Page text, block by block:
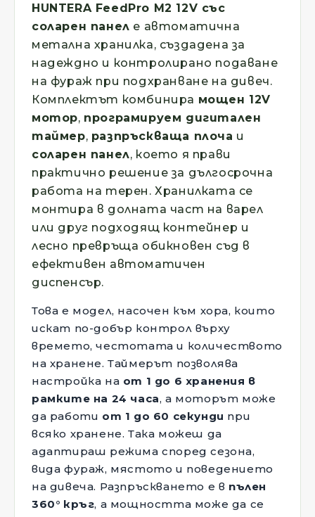
HUNTERA FeedPro M2 12V със
соларен панел е автоматична
метална хранилка, създадена за
надеждно и контролирано подаване
на фураж при подхранване на дивеч.
Комплектът комбинира мощен 12V
мотор, програмируем дигитален
таймер, разпръскваща плоча и
соларен панел, което я прави
практично решение за дългосрочна
работа на терен. Хранилката се
монтира в долната част на варел
или друг подходящ контейнер и
лесно превръща обикновен съд в
ефективен автоматичен
диспенсър.
Това е модел, насочен към хора, които
искат по-добър контрол върху
времето, честотата и количеството
на хранене. Таймерът позволява
настройка на от 1 до 6 хранения в
рамките на 24 часа, а моторът може
да работи от 1 до 60 секунди при
всяко хранене. Така можеш да
адаптираш режима според сезона,
вида фураж, мястото и поведението
на дивеча. Разпръскването е в пълен
360° кръг, а мощността може да се